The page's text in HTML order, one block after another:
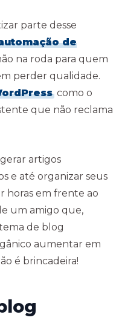
parte desse
de
na roda para quem
perder qualidade.
como o
que não reclama
artigos
e até organizar seus
horas em frente ao
um amigo que,
de blog
aumentar em
é brincadeira!